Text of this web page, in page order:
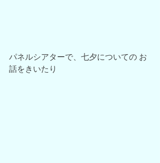
パネルシアターで、七夕についての お
話をきいたり